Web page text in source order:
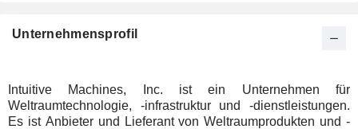
Unternehmensprofil
Intuitive Machines, Inc. ist ein Unternehmen für
Weltraumtechnologie, -infrastruktur und -dienstleistungen.
Es ist Anbieter und Lieferant von Weltraumprodukten und -